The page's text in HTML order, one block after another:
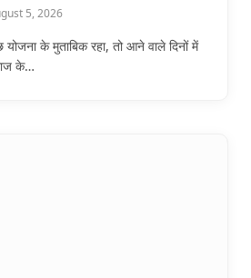
5, 2026
के मुताबिक रहा, तो आने वाले दिनों में
के…